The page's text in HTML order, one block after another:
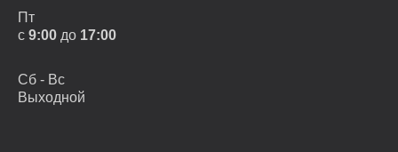
Пт
с 9:00 до 17:00
Сб - Вс
Выходной